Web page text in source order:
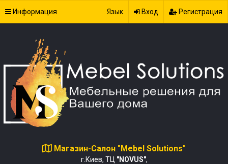
Информация Язык Вход Регистрация
Магазин-Салон "Mebel Solutions"
г.Киев, ТЦ "NOVUS",